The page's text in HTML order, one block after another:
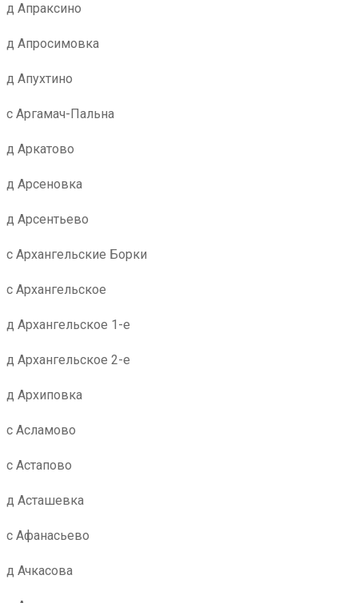
д Апраксино
д Апросимовка
д Апухтино
с Аргамач-Пальна
д Аркатово
д Арсеновка
д Арсентьево
с Архангельские Борки
с Архангельское
д Архангельское 1-е
д Архангельское 2-е
д Архиповка
с Асламово
с Астапово
д Асташевка
с Афанасьево
д Ачкасова